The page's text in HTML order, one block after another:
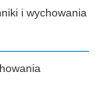
i wychowania